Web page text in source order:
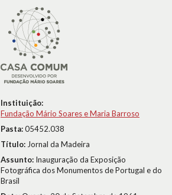
Instituição:
Fundação Mário Soares e Maria Barroso
Pasta:05452.038
Título: Jornal da Madeira
Assunto: Inauguração da Exposição
Fotográfica dos Monumentos de Portugal e do
Brasil